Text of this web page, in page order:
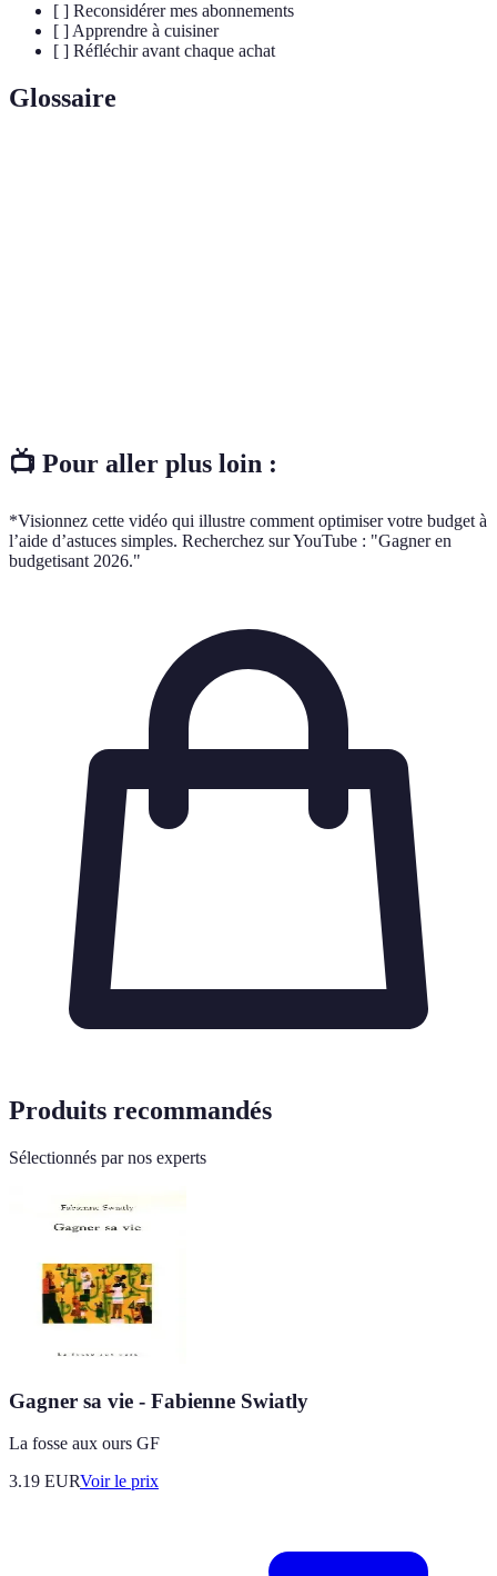
[ ] Reconsidérer mes abonnements
[ ] Apprendre à cuisiner
[ ] Réfléchir avant chaque achat
Glossaire
📺 Pour aller plus loin :
*Visionnez cette vidéo qui illustre comment optimiser votre budget à
l’aide d’astuces simples. Recherchez sur YouTube : "Gagner en
budgetisant 2026."
Produits recommandés
Sélectionnés par nos experts
Gagner sa vie - Fabienne Swiatly
La fosse aux ours GF
3.19 EURVoir le prix